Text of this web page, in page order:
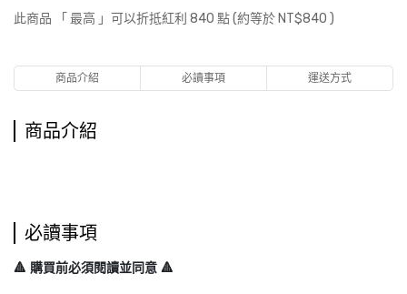
此商品 「 最高 」可以折抵紅利 840 點 (約等於 NT$840 )
商品介紹 必讀事項 運送方式
商品介紹
必讀事項
🔺 購買前必須閱讀並同意 🔺